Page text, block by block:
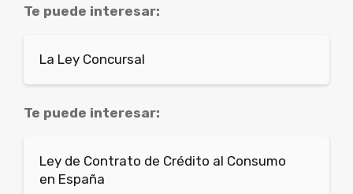
Te puede interesar:
La Ley Concursal
Te puede interesar:
Ley de Contrato de Crédito al Consumo
en España